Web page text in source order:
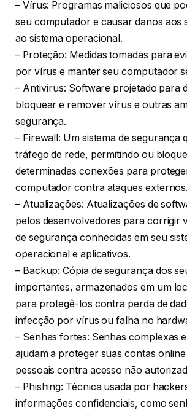
– Vírus: Programas maliciosos que
seu computador e causar danos aos
ao sistema operacional.
– Proteção: Medidas tomadas para
por vírus e manter seu computador
– Antivírus: Software projetado para
bloquear e remover vírus e outras
segurança.
– Firewall: Um sistema de segurança
tráfego de rede, permitindo ou
determinadas conexões para
computador contra ataques externos.
– Atualizações: Atualizações de
pelos desenvolvedores para corrigir
de segurança conhecidas em seu
operacional e aplicativos.
– Backup: Cópia de segurança dos
importantes, armazenados em um
para protegê-los contra perda de
infecção por vírus ou falha no
– Senhas fortes: Senhas complexas
ajudam a proteger suas contas
pessoais contra acesso não
– Phishing: Técnica usada por
informações confidenciais, como